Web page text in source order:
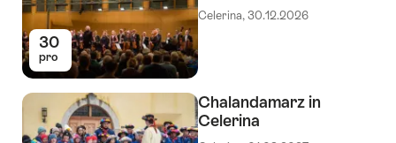
30
pro
Celerina, 30.12.2026
Chalandamarz in
Celerina